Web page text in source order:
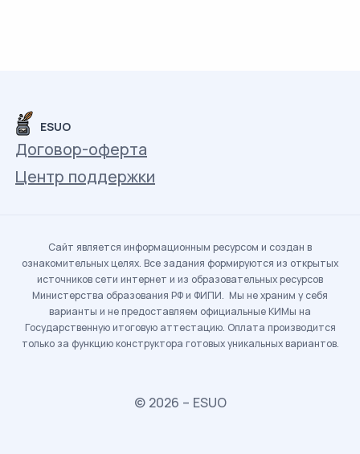
ESUO
Договор-оферта
Центр поддержки
Сайт является информационным ресурсом и создан в
ознакомительных целях. Все задания формируются из открытых
источников сети интернет и из образовательных ресурсов
Министерства образования РФ и ФИПИ. Мы не храним у себя
варианты и не предоставляем официальные КИМы на
Государственную итоговую аттестацию. Оплата производится
только за функцию конструктора готовых уникальных вариантов.
© 2026 – ESUO